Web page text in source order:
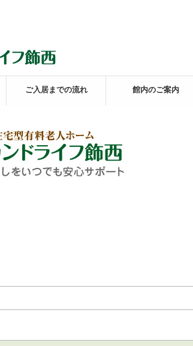
ご入居までの流れ 館内のご案内